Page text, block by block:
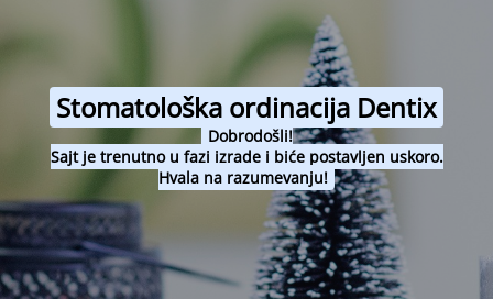
Stomatološka ordinacija Dentix
Dobrodošli!
Sajt je trenutno u fazi izrade i biće postavljen uskoro.
Hvala na razumevanju!